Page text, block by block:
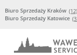
Biuro Sprzedaży Kraków
Biuro Sprzedaży Katowice